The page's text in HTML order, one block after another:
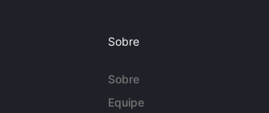
Sobre
Sobre
Equipe